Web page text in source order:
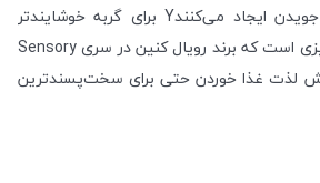
که تکه‌های غذا هنگام جویدن ایجاد می‌کنندY برای گربه خوشایندتر
باشد. این دقیقاً همان چیزی است که برند رویال کنین در سری Sensory
لذت غذا خوردن حتی برای سخت‌پسندترین